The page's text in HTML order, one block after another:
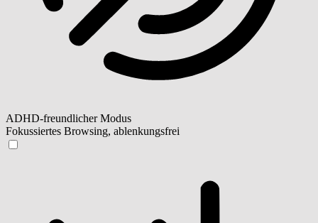
ADHD-freundlicher Modus
Fokussiertes Browsing, ablenkungsfrei